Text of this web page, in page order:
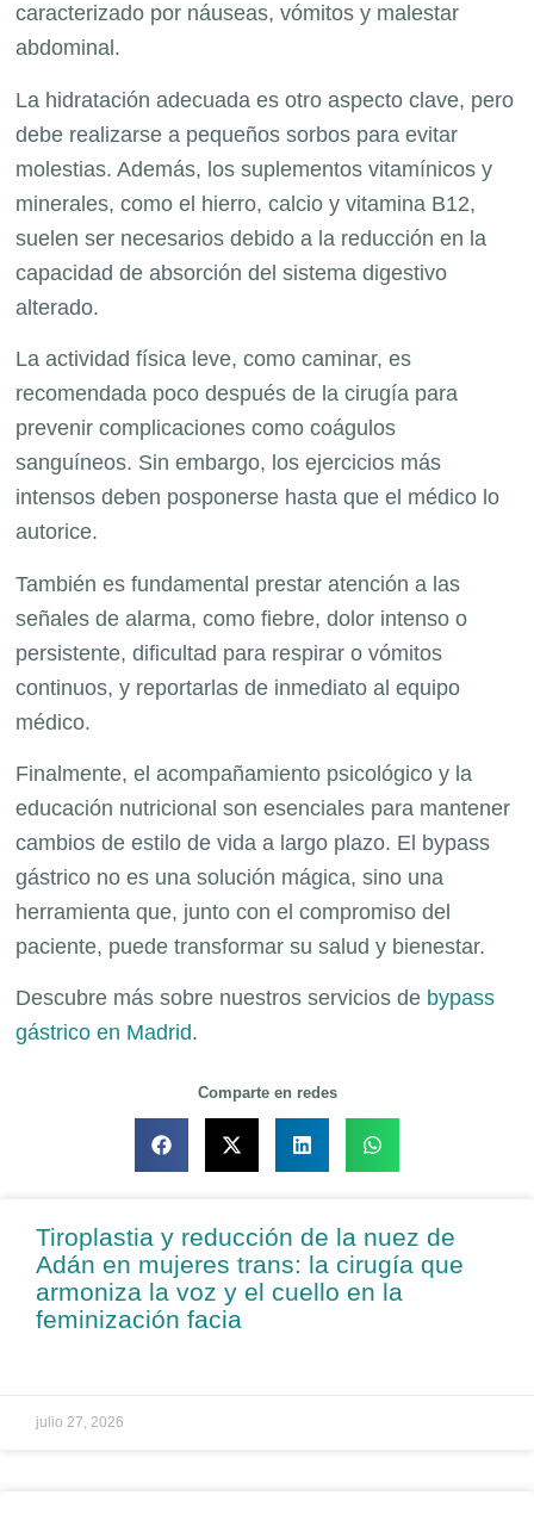
caracterizado por náuseas, vómitos y malestar
abdominal.
La hidratación adecuada es otro aspecto clave, pero
debe realizarse a pequeños sorbos para evitar
molestias. Además, los suplementos vitamínicos y
minerales, como el hierro, calcio y vitamina B12,
suelen ser necesarios debido a la reducción en la
capacidad de absorción del sistema digestivo
alterado.
La actividad física leve, como caminar, es
recomendada poco después de la cirugía para
prevenir complicaciones como coágulos
sanguíneos. Sin embargo, los ejercicios más
intensos deben posponerse hasta que el médico lo
autorice.
También es fundamental prestar atención a las
señales de alarma, como fiebre, dolor intenso o
persistente, dificultad para respirar o vómitos
continuos, y reportarlas de inmediato al equipo
médico.
Finalmente, el acompañamiento psicológico y la
educación nutricional son esenciales para mantener
cambios de estilo de vida a largo plazo. El bypass
gástrico no es una solución mágica, sino una
herramienta que, junto con el compromiso del
paciente, puede transformar su salud y bienestar.
Descubre más sobre nuestros servicios de bypass
gástrico en Madrid.
Comparte en redes
Tiroplastia y reducción de la nuez de
Adán en mujeres trans: la cirugía que
armoniza la voz y el cuello en la
feminización facia
julio 27, 2026